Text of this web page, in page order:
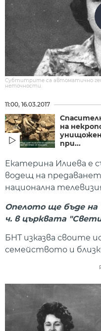
Субтитрите са автоматично
неточности.
11:00, 16.03.2017
на
при...
Екатерина Илиева е
водещ на
национална
Опелото ще бъде на
ч. в църквата
БНТ изказва своите
семейството и